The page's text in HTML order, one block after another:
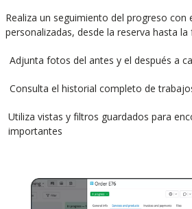
Realiza un seguimiento del progreso con
personalizadas, desde la reserva hasta la
Adjunta fotos del antes y el después a
Consulta el historial completo de
Utiliza vistas y filtros guardados para
importantes